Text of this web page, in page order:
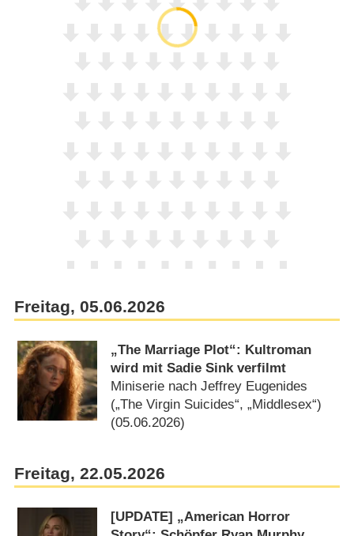
Freitag, 05.06.2026
„The Marriage Plot“: Kultroman
wird mit Sadie Sink verfilmt
Miniserie nach Jeffrey Eugenides
(„The Virgin Suicides“, „Middlesex“)
(05.06.2026)
Freitag, 22.05.2026
[UPDATE] „American Horror